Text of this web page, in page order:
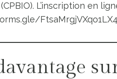
L’inscription en